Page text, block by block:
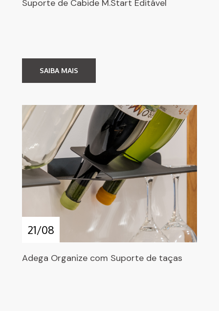
Suporte de Cabide M.Start Editável
SAIBA MAIS
21/08
Adega Organize com Suporte de taças